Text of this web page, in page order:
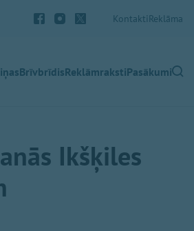
KontaktiReklāma
BrīvbrīdisReklāmrakstiPasākumi
Ikšķiles